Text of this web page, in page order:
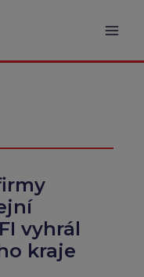
vyhrál
kraje